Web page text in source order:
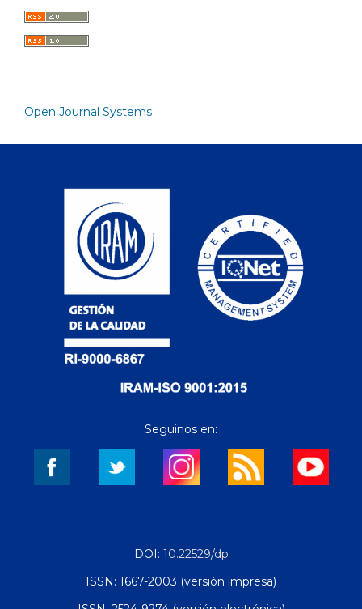
Open Journal Systems
Seguinos en:
DOI: 10.22529/dp
ISSN: 1667-2003 (versión impresa)